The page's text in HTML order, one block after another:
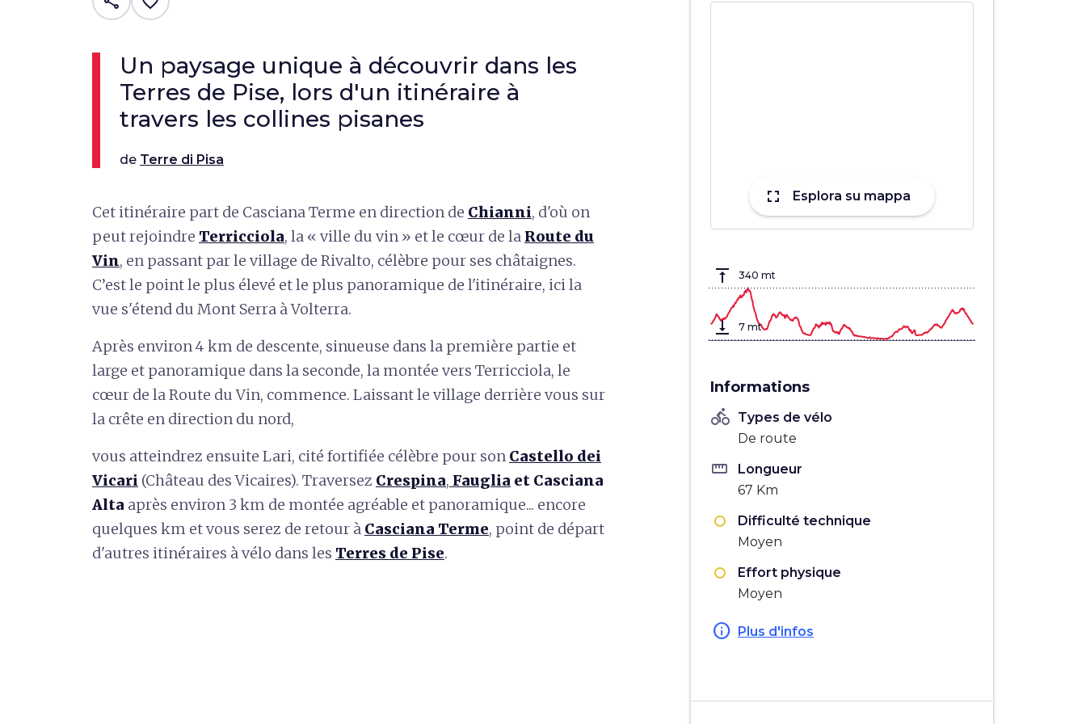
Un paysage unique à découvrir dans les
Terres de Pise, lors d'un itinéraire à
travers les collines pisanes
de Terre di Pisa
Cet itinéraire part de Casciana Terme en direction de Chianni, d'où on
peut rejoindre Terricciola, la « ville du vin » et le cœur de la Route du
Vin, en passant par le village de Rivalto, célèbre pour ses châtaignes.
C’est le point le plus élevé et le plus panoramique de l'itinéraire, ici la
vue s'étend du Mont Serra à Volterra.
Après environ 4 km de descente, sinueuse dans la première partie et
large et panoramique dans la seconde, la montée vers Terricciola, le
cœur de la Route du Vin, commence. Laissant le village derrière vous sur
la crête en direction du nord,
vous atteindrez ensuite Lari, cité fortifiée célèbre pour son Castello dei
Vicari (Château des Vicaires). Traversez Crespina, Fauglia et Casciana
Alta après environ 3 km de montée agréable et panoramique... encore
quelques km et vous serez de retour à Casciana Terme, point de départ
d'autres itinéraires à vélo dans les Terres de Pise.
fullscreen Esplora su mappa
vertical_align_top 340 mt
vertical_align_bottom 7 mt
Informations
directions_bike Types de vélo
De route
straighten
Longueur
67 Km
Difficulté technique
Moyen
Effort physique
Moyen
info Plus d'infos